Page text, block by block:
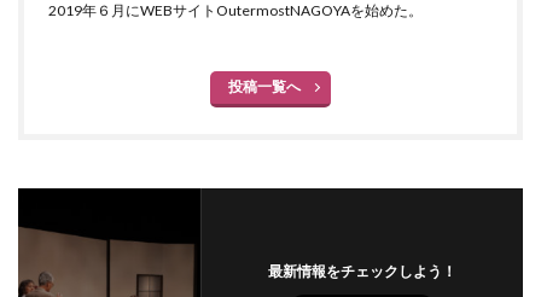
2019年６月にWEBサイトOutermostNAGOYAを始めた。
投稿一覧へ
最新情報をチェックしよう！